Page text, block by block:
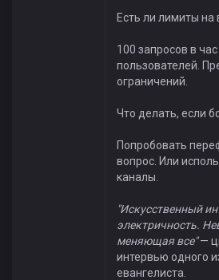
Есть ли лимиты на
100 запросов в
пользователей.
ограничений.
Что делать, если
Попробовать
вопрос. Или
каналы.
"Искусственный
электричность.
меняющая все"—
интервью одного
евангелиста.